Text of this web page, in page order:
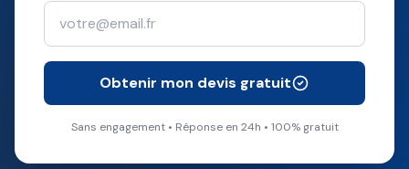
Obtenir mon devis gratuit
Sans engagement • Réponse en 24h • 100% gratuit